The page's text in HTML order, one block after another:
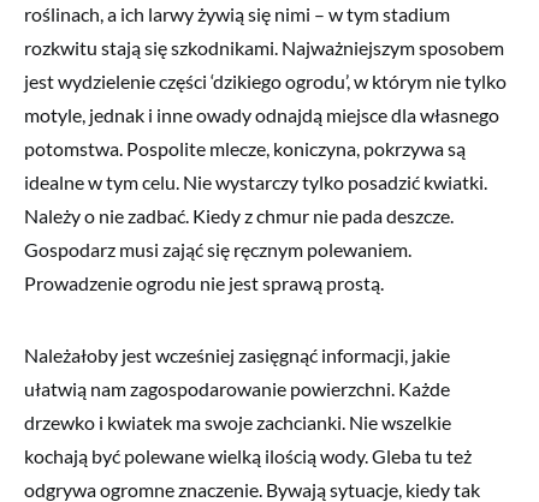
roślinach, a ich larwy żywią się nimi – w tym stadium
rozkwitu stają się szkodnikami. Najważniejszym sposobem
jest wydzielenie części ‘dzikiego ogrodu’, w którym nie tylko
motyle, jednak i inne owady odnajdą miejsce dla własnego
potomstwa. Pospolite mlecze, koniczyna, pokrzywa są
idealne w tym celu. Nie wystarczy tylko posadzić kwiatki.
Należy o nie zadbać. Kiedy z chmur nie pada deszcze.
Gospodarz musi zająć się ręcznym polewaniem.
Prowadzenie ogrodu nie jest sprawą prostą.
Należałoby jest wcześniej zasięgnąć informacji, jakie
ułatwią nam zagospodarowanie powierzchni. Każde
drzewko i kwiatek ma swoje zachcianki. Nie wszelkie
kochają być polewane wielką ilością wody. Gleba tu też
odgrywa ogromne znaczenie. Bywają sytuacje, kiedy tak